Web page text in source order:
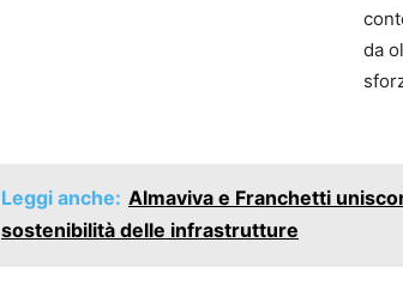
da
Leggi anche: Almaviva e Franchetti
sostenibilità delle infrastrutture